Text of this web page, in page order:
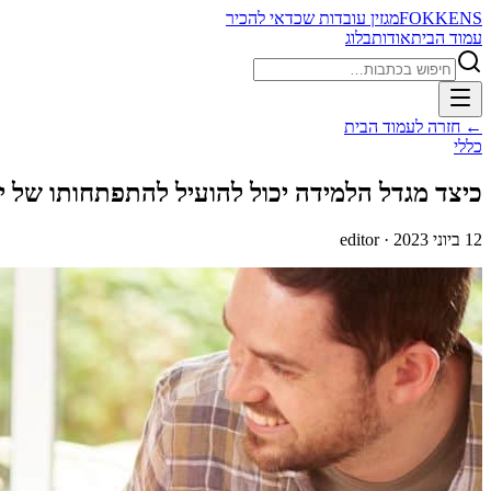
FOKKENSמגזין עובדות שכדאי להכיר
עמוד הביתאודותבלוג
חיפוש
← חזרה לעמוד הבית
כללי
כיצד מגדל הלמידה יכול להועיל להתפתחותו של
12 ביוני 2023 · editor